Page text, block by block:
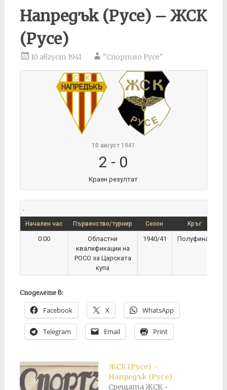
Напредък (Русе) – ЖСК
(Русе)
10 август 1941 "Спортно Русе"
10 август 1941
2 - 0
Краен резултат
.
Начален час Първенство/турнир Сезон Кръг
0:00
Областни
квалификации на
РОСО за Царската
купа
1940/41 Полуфинал
Споделете в:
Facebook X WhatsApp
Telegram Email Print
ЖСК (Русе) –
Напредък (Русе)
Срещата ЖСК -